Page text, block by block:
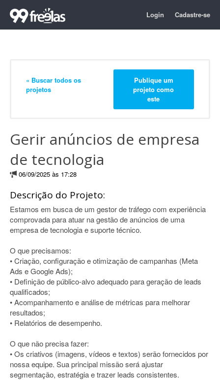
Login Cadastre-se
« Buscar todos os
projetos
Publique um
projeto como
este
Gerir anúncios de empresa
de tecnologia
06/09/2025 às 17:28
Descrição do Projeto:
Estamos em busca de um gestor de tráfego com experiência
comprovada para atuar na gestão de anúncios de uma
empresa de tecnologia e suporte técnico.
O que precisamos:
• Criação, configuração e otimização de campanhas (Meta
Ads e Google Ads);
• Definição de público-alvo adequado para geração de leads
qualificados;
• Acompanhamento e análise de métricas para melhorar
resultados;
• Relatórios de desempenho.
O que não precisa fazer:
• Os criativos (imagens, vídeos e textos) serão fornecidos por
nossa equipe. Sua principal missão será ajustar
segmentação, estratégia e trazer leads consistentes.